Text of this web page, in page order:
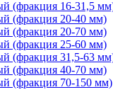
(фракция 16-31,5
(фракция 20-40 мм)
(фракция 20-70 мм)
(фракция 25-60 мм)
(фракция 31,5-63
(фракция 40-70 мм)
(фракция 70-150 мм)